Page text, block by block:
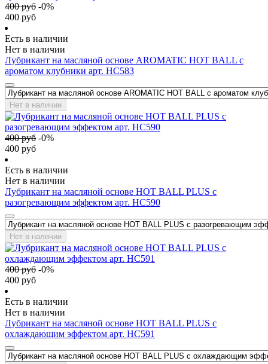
400руб -0%
400 руб
Есть в наличии
Нет в наличии
Лубрикант на масляной основе AROMATIC HOT BALL с
ароматом клубники арт. HC583
Нет в наличии
400руб -0%
400 руб
Есть в наличии
Нет в наличии
Лубрикант на масляной основе HOT BALL PLUS с
разогревающим эффектом арт. HC590
Нет в наличии
400руб -0%
400 руб
Есть в наличии
Нет в наличии
Лубрикант на масляной основе HOT BALL PLUS с
охлаждающим эффектом арт. HC591